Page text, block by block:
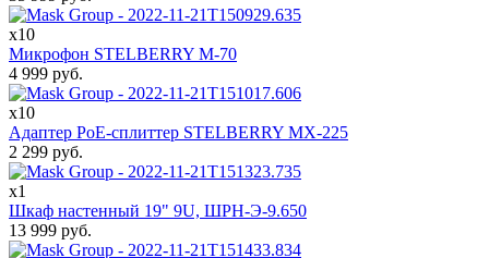
x10
Микрофон STELBERRY M-70
4 999 руб.
x10
Адаптер PoE-сплиттер STELBERRY MX-225
2 299 руб.
x1
Шкаф настенный 19" 9U, ШРН-Э-9.650
13 999 руб.